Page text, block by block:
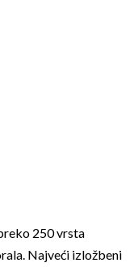
250 vrsta
Najveći izložbeni